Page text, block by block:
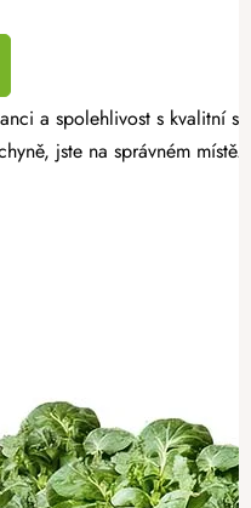
a spolehlivost s kvalitní
jste na správném místě.